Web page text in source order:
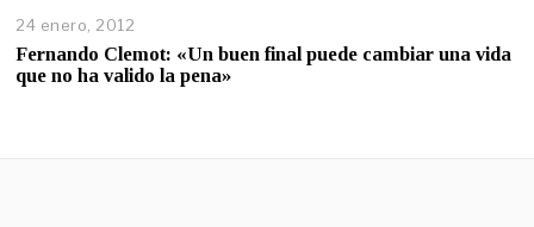
24 enero, 2012
Fernando Clemot: «Un buen final puede cambiar una vida
que no ha valido la pena»